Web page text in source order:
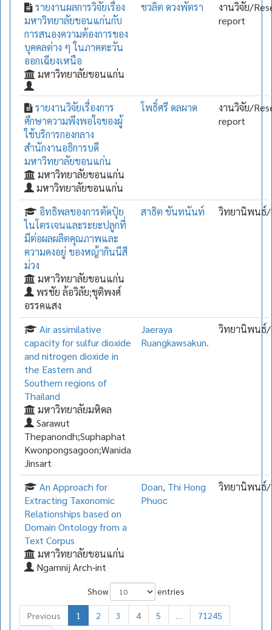
รายงานผลการวิจัยเรื่อง
มหาวิทยาลัยขอนแก่นกับ
การสนองความต้องการของ
บุคคลต่าง ๆ ในภาคตะวัน
ออกเฉียงเหนือ
มหาวิทยาลัยขอนแก่น
ชวลิต ดวงพัตรา
งานวิจัย/
report
รายงานวิจัยเรื่องการ
ศึกษาความพึงพอใจของผู้
ใช้บริการกองกลาง
สำนักงานอธิการบดี
มหาวิทยาลัยขอนแก่น
มหาวิทยาลัยขอนแก่น
มหาวิทยาลัยขอนแก่น
โพธิ์ศรี ดลผาด
งานวิจัย/
report
อิทธิพลของการตัดปุ๋ย
ไนโตรเจนและระยะปลูกที่
มีต่อผลผลิตคุณภาพและ
ความคงอยู่ ของหญ้ากินนีสี
ม่วง
มหาวิทยาลัยขอนแก่น
พรชัย ล้อวิลัย;ชุติพงศ์
อรรคแสง
สาธิต ขันทนันท์ วิทยานิพนธ์/
Air assimilative
capacity for sulfur dioxide
and nitrogen dioxide in
the Eastern and
Southern regions of
Thailand
มหาวิทยาลัยมหิดล
Sarawut
Thepanondh;Suphaphat
Kwonpongsagoon;Wanida
Jinsart
Jaeraya
Ruangkawsakun.
วิทยานิพนธ์/
An Approach for
Extracting Taxonomic
Relationships based on
Domain Ontology from a
Text Corpus
มหาวิทยาลัยขอนแก่น
Ngamnij Arch-int
Doan, Thi Hong
Phuoc
วิทยานิพนธ์/
Show entries
Previous 1 2 3 4 5 …
71245